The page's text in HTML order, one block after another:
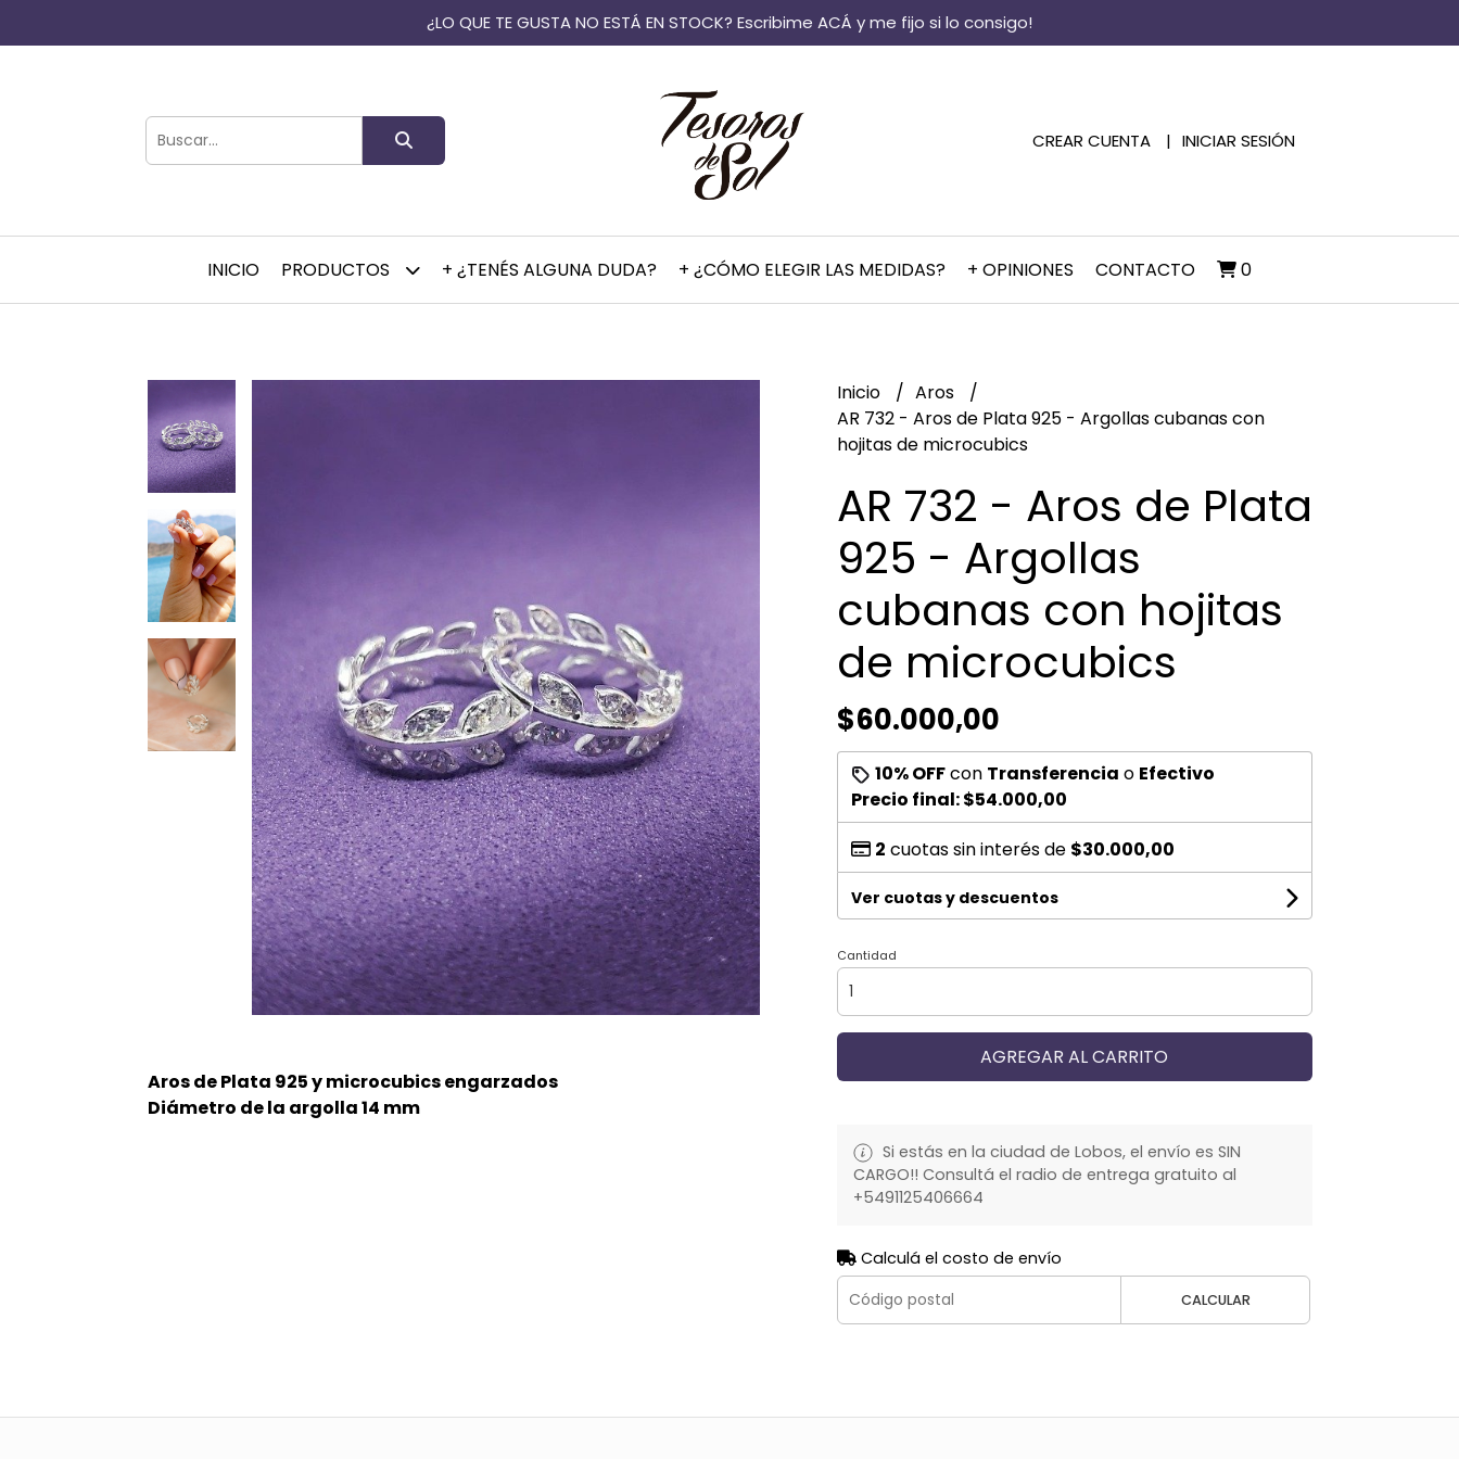
¿LO QUE TE GUSTA NO ESTÁ EN STOCK? Escribime ACÁ y me fijo si lo consigo!
CREAR CUENTA INICIAR SESIÓN
INICIO PRODUCTOS + ¿TENÉS ALGUNA DUDA? + ¿CÓMO ELEGIR LAS MEDIDAS? + OPINIONES CONTACTO 0
Aros de Plata 925 y microcubics engarzados
Diámetro de la argolla 14 mm
Inicio
Aros
AR 732 - Aros de Plata 925 - Argollas cubanas con
hojitas de microcubics
AR 732 - Aros de Plata
925 - Argollas
cubanas con hojitas
de microcubics
$60.000,00
10% OFFcon Transferencia o Efectivo
Precio final:$54.000,00
2 cuotas sin interés de $30.000,00
Ver cuotas y descuentos
Cantidad
AGREGAR AL CARRITO
Si estás en la ciudad de Lobos, el envío es SIN
CARGO!! Consultá el radio de entrega gratuito al
+5491125406664
Calculá el costo de envío
CALCULAR